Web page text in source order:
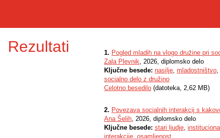
Rezultati 1. Pogled mladih na vlogo družine pri
Zala Plevnik, 2026, diplomsko delo
Ključne besede: nasilje, mladostništvo,
socialno delo z družino
Celotno besedilo (datoteka, 2,62 MB)
2. Povezava socialnih interakcij s
Ana Šelih, 2026, diplomsko delo
Ključne besede: stari ljudje,
interakcije, osamljenost